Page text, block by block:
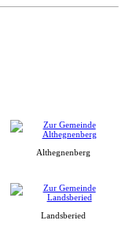
Althegnenberg
Landsberied